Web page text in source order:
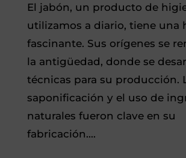
El jabón, un producto de
utilizamos a diario, tiene una
fascinante. Sus orígenes se
la antigüedad, donde se
técnicas para su producción.
saponificación y el uso de
naturales fueron clave en su
fabricación....